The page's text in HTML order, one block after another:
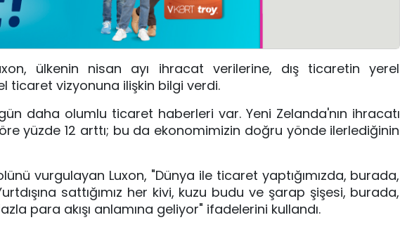
ülkenin nisan ayı ihracat verilerine, dış ticaretin yerel
ticaret vizyonuna ilişkin bilgi verdi.
daha olumlu ticaret haberleri var. Yeni Zelanda'nın ihracatı
yüzde 12 arttı; bu da ekonomimizin doğru yönde ilerlediğinin
vurgulayan Luxon, "Dünya ile ticaret yaptığımızda, burada,
sattığımız her kivi, kuzu budu ve şarap şişesi, burada,
para akışı anlamına geliyor" ifadelerini kullandı.